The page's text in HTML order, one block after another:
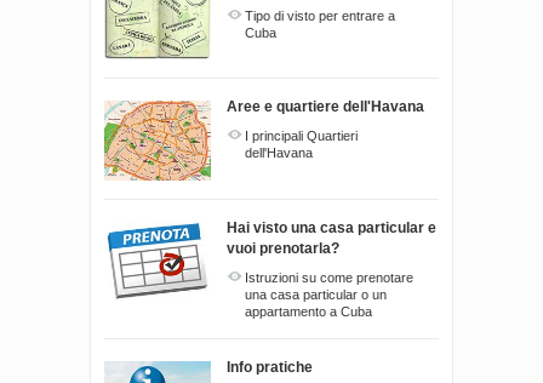
Tipo di visto per entrare a
Cuba
Aree e quartiere dell'Havana
I principali Quartieri
dell'Havana
Hai visto una casa particular e
vuoi prenotarla?
Istruzioni su come prenotare
una casa particular o un
appartamento a Cuba
Info pratiche